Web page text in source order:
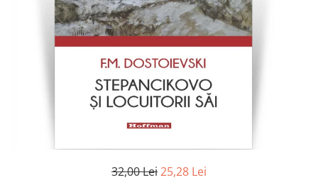
Literatura
Contemporana
32,00 Lei25,28 Lei